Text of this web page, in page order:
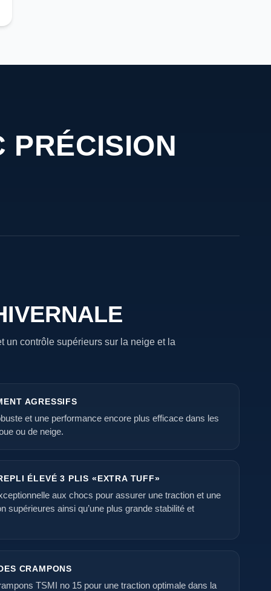
PRÉCISION
un contrôle supérieurs sur la neige et la
AGRESSIFS
et une performance encore plus efficace dans les
ou de neige.
ÉLEVÉ 3 PLIS «EXTRA TUFF»
aux chocs pour assurer une traction et une
supérieures ainsi qu’une plus grande stabilité et
CRAMPONS
TSMI no 15 pour une traction optimale dans la